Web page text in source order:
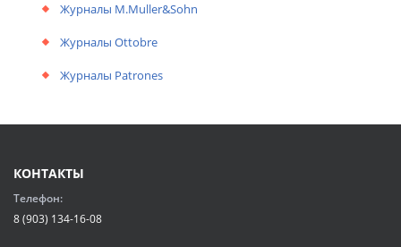
Журналы M.Muller&Sohn
Журналы Ottobre
Журналы Patrones
КОНТАКТЫ
Телефон:
8 (903) 134-16-08